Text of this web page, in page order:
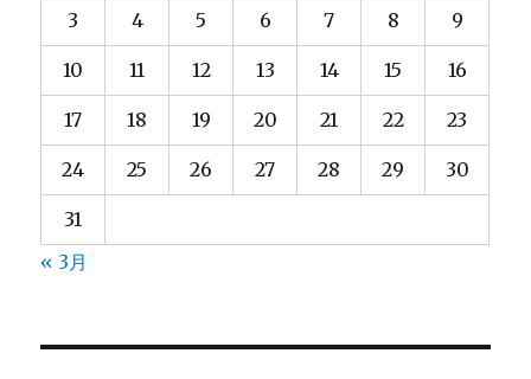
3 4 5 6 7 8 9
10 11 12 13 14 15 16
17 18 19 20 21 22 23
24 25 26 27 28 29 30
31
« 3月